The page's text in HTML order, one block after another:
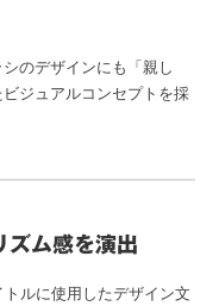
のデザインにも「親し
ジュアルコンセプトを採
ズム感を演出
ルに使用したデザイン文